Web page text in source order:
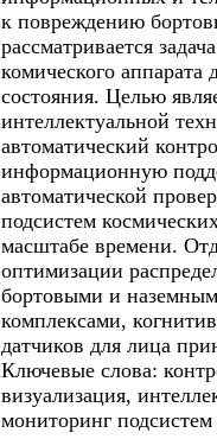
к повреждению
рассматривается
комического
состояния. Целью
интеллектуальной
автоматический
информационную
автоматической
подсистем
масштабе времени.
оптимизации
бортовыми и
комплексами,
датчиков для лица
Ключевые слова:
визуализация,
мониторинг подсистем